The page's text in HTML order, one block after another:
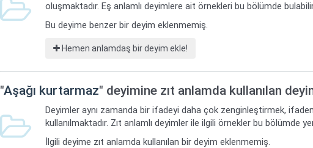
oluşmaktadır. Eş anlamlı deyimlere ait örnekleri bu bölümde
Bu deyime benzer bir deyim eklenmemiş.
Hemen anlamdaş bir deyim ekle!
"Aşağı kurtarmaz" deyimine zıt anlamda kullanılan
Deyimler aynı zamanda bir ifadeyi daha çok zenginleştirmek,
kullanılmaktadır. Zıt anlamlı deyimler ile ilgili örnekler bu bölümde
İlgili deyime zıt anlamda kullanılan bir deyim eklenmemiş.